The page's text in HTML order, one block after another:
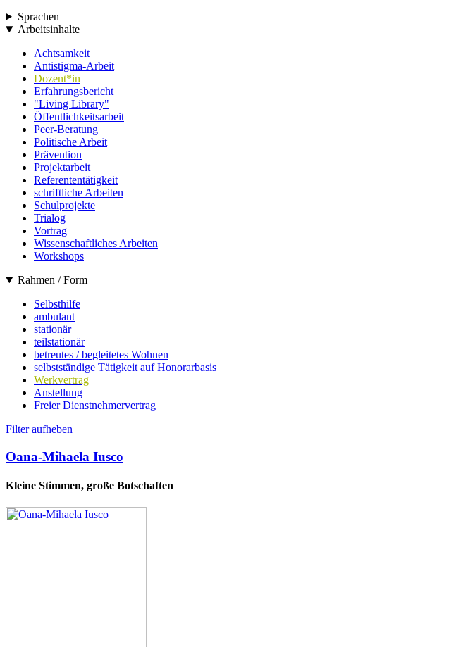
Sprachen
Arbeitsinhalte
Achtsamkeit
Antistigma-Arbeit
Dozent*in
Erfahrungsbericht
"Living Library"
Öffentlichkeitsarbeit
Peer-Beratung
Politische Arbeit
Prävention
Projektarbeit
Referententätigkeit
schriftliche Arbeiten
Schulprojekte
Trialog
Vortrag
Wissenschaftliches Arbeiten
Workshops
Rahmen / Form
Selbsthilfe
ambulant
stationär
teilstationär
betreutes / begleitetes Wohnen
selbstständige Tätigkeit auf Honorarbasis
Werkvertrag
Anstellung
Freier Dienstnehmervertrag
Filter aufheben
Oana-Mihaela Iusco
Kleine Stimmen, große Botschaften